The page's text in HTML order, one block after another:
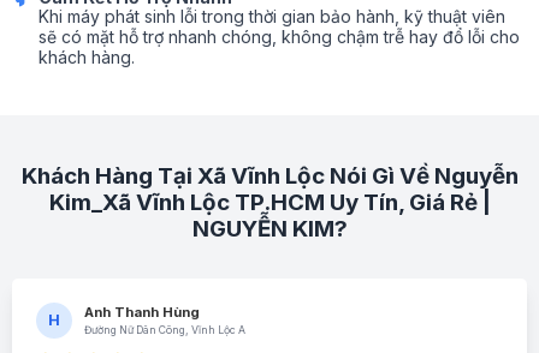
Khi máy phát sinh lỗi trong thời gian bảo hành, kỹ thuật viên
sẽ có mặt hỗ trợ nhanh chóng, không chậm trễ hay đổ lỗi cho
khách hàng.
Khách Hàng Tại Xã Vĩnh Lộc Nói Gì Về Nguyễn
Kim_Xã Vĩnh Lộc TP.HCM Uy Tín, Giá Rẻ |
NGUYỄN KIM?
H Anh Thanh Hùng
Đường Nữ Dân Công, Vĩnh Lộc A